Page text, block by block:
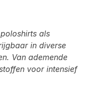
als
in diverse
Van ademende
voor intensief